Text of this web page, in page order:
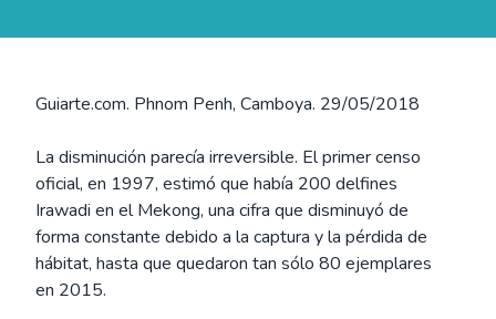
Guiarte.com. Phnom Penh, Camboya. 29/05/2018
La disminución parecía irreversible. El primer censo
oficial, en 1997, estimó que había 200 delfines
Irawadi en el Mekong, una cifra que disminuyó de
forma constante debido a la captura y la pérdida de
hábitat, hasta que quedaron tan sólo 80 ejemplares
en 2015.